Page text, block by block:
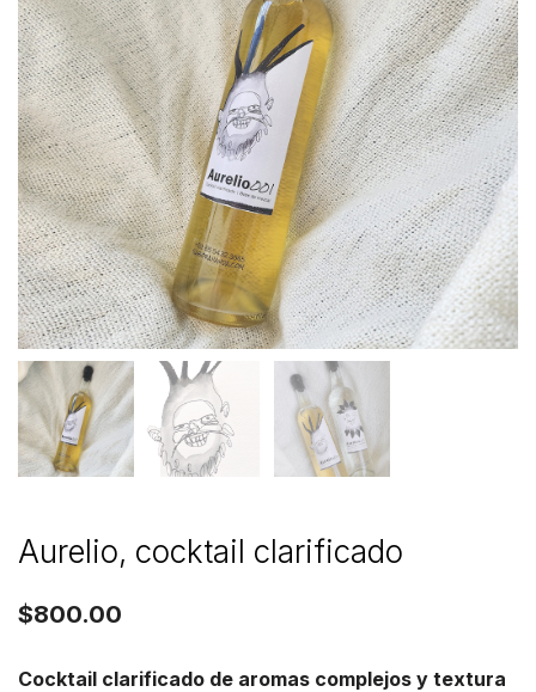
Aurelio, cocktail clarificado
$800.00
Cocktail clarificado de aromas complejos y textura